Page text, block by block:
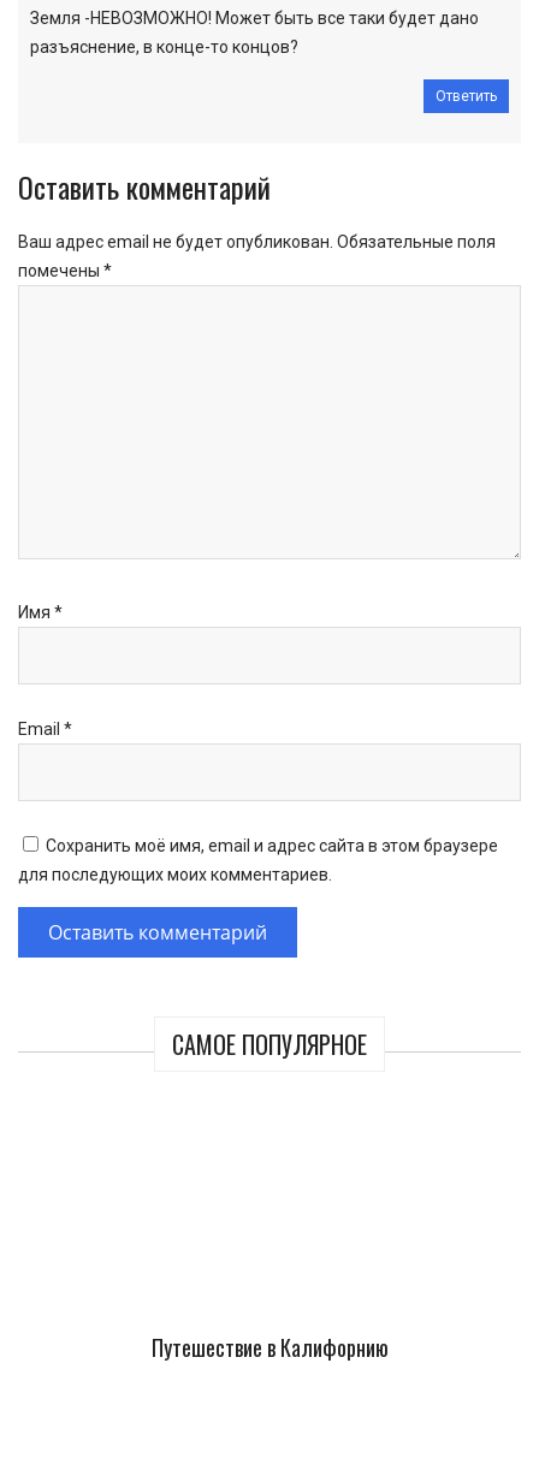
САМОЕ ПОПУЛЯРНОЕ
Путешествие в Калифорнию
Земля -НЕВОЗМОЖНО! Может быть все таки будет дано
разъяснение, в конце-то концов?
Ответить
Оставить комментарий
Ваш адрес email не будет опубликован. Обязательные поля
помечены *
Имя *
Email *
Сохранить моё имя, email и адрес сайта в этом браузере
для последующих моих комментариев.